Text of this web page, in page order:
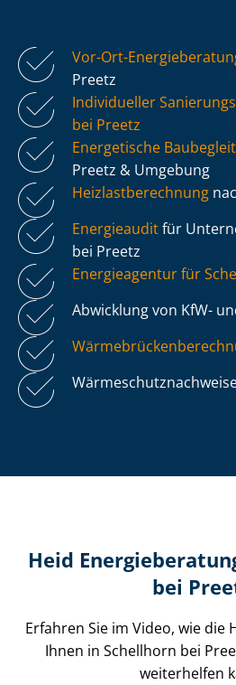
Vor-Ort-
Preetz
Individueller
bei Preetz
Energetische
Preetz & Umgebung
Heiz­last­be­rech­nung
Energieauditfür
bei Preetz
Energieagentur für
Abwicklung von KfW-
Heid
bei
Erfahren Sie im Video, wie die
Ihnen in Schellhorn bei
weiterhelfen